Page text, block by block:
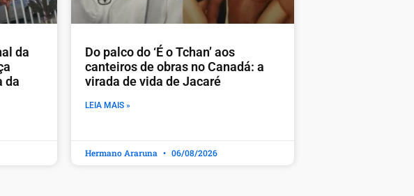
da
da
Do palco do ‘É o Tchan’ aos
canteiros de obras no Canadá: a
virada de vida de Jacaré
LEIA MAIS »
Hermano Araruna 06/08/2026